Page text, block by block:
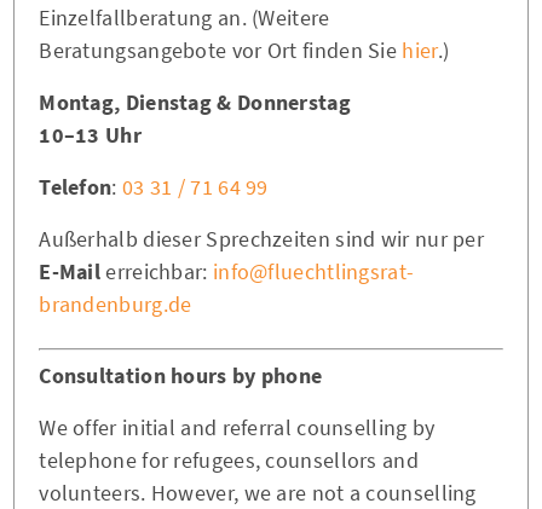
Einzelfallberatung an. (Weitere
Beratungsangebote vor Ort finden Sie hier.)
Montag, Dienstag & Donnerstag
10–13 Uhr
Telefon: 03 31 / 71 64 99
Außerhalb dieser Sprechzeiten sind wir nur per
E-Mailerreichbar: info@fluechtlingsrat-
brandenburg.de
Consultation hours by phone
We offer initial and referral counselling by
telephone for refugees, counsellors and
volunteers. However, we are not a counselling